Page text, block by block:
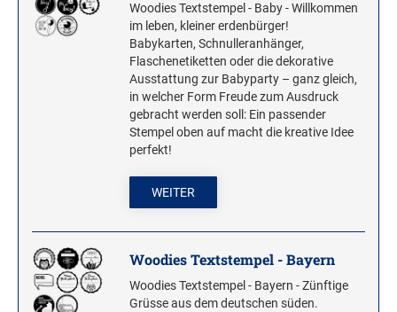
MOTIVSTEMPEL
Weihnachtsstempel
Emoticons Motivstempel
Enten Motivstempel
Geburt Motivstempel
Geburtstag Motivstempel
Penny Black Motivstempel
Schnecken Motivstempel
Woodies Textstempel - Baby - Willkommen
im leben, kleiner erdenbürger!
Babykarten, Schnulleranhänger,
Flaschenetiketten oder die dekorative
Ausstattung zur Babyparty – ganz gleich,
in welcher Form Freude zum Ausdruck
gebracht werden soll: Ein passender
Stempel oben auf macht die kreative Idee
perfekt!
WEITER
Woodies Textstempel - Bayern
Woodies Textstempel - Bayern - Zünftige
Grüsse aus dem deutschen süden.